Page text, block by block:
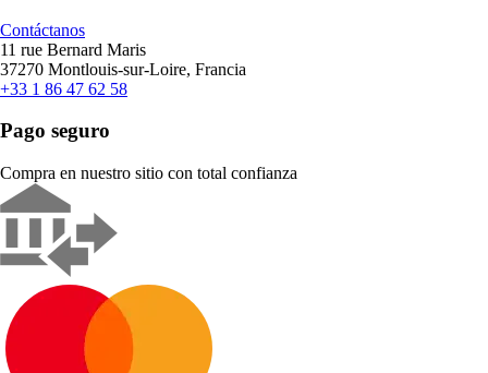
Contáctanos
11 rue Bernard Maris
37270 Montlouis-sur-Loire, Francia
+33 1 86 47 62 58
Pago seguro
Compra en nuestro sitio con total confianza